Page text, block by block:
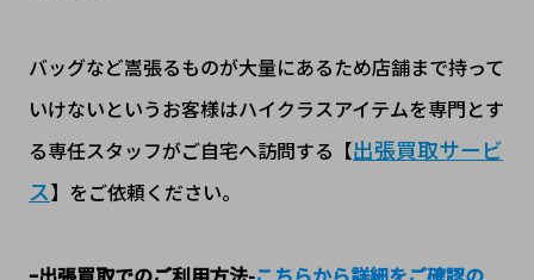
バッグなど嵩張るものが大量にあるため店舗まで持って
いけないというお客様はハイクラスアイテムを専門とす
る専任スタッフがご自宅へ訪問する【出張買取サービ
ス】をご依頼ください。